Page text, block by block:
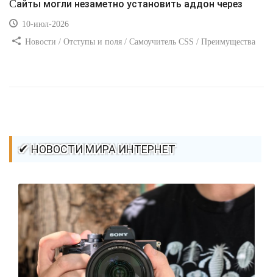
Сайты могли незаметно установить аддон через
10-июл-2026
Новости / Отступы и поля / Самоучитель CSS / Преимущества
✔ НОВОСТИ МИРА ИНТЕРНЕТ